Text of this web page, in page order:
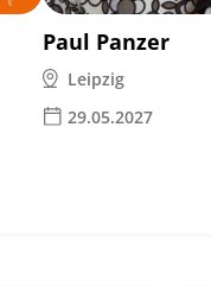
Paul Panzer
Leipzig
29.05.2027